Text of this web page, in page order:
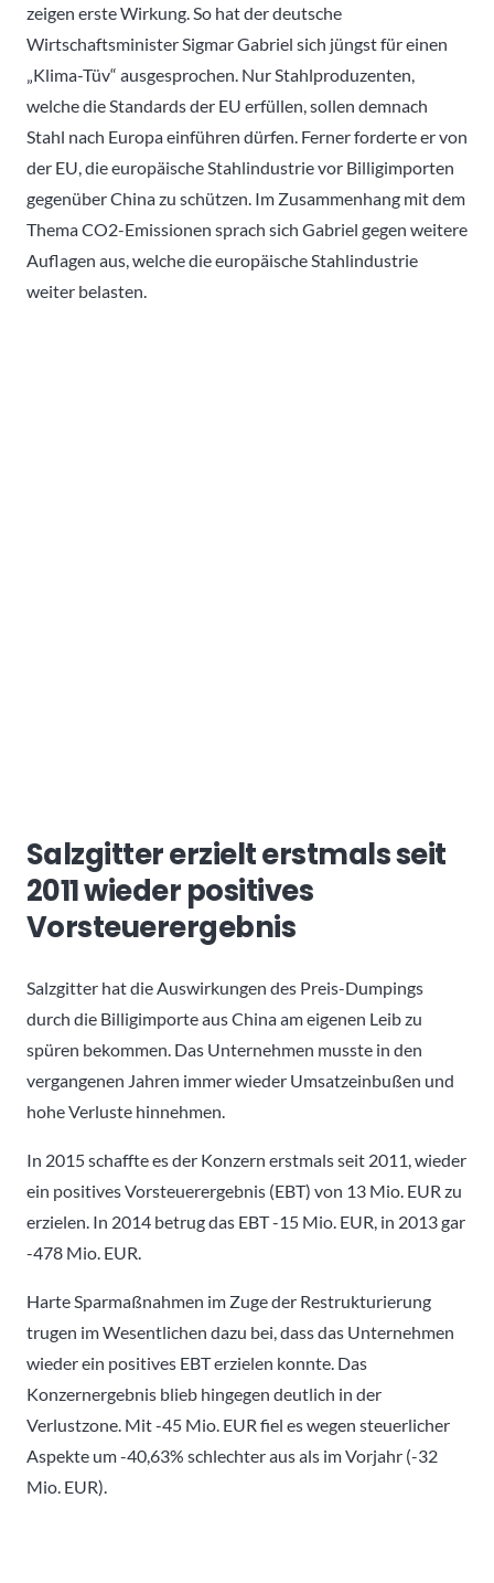
zeigen erste Wirkung. So hat der deutsche
Wirtschaftsminister Sigmar Gabriel sich jüngst für einen
„Klima-Tüv“ ausgesprochen. Nur Stahlproduzenten,
welche die Standards der EU erfüllen, sollen demnach
Stahl nach Europa einführen dürfen. Ferner forderte er von
der EU, die europäische Stahlindustrie vor Billigimporten
gegenüber China zu schützen. Im Zusammenhang mit dem
Thema CO2-Emissionen sprach sich Gabriel gegen weitere
Auflagen aus, welche die europäische Stahlindustrie
weiter belasten.
Salzgitter erzielt erstmals seit
2011 wieder positives
Vorsteuerergebnis
Salzgitter hat die Auswirkungen des Preis-Dumpings
durch die Billigimporte aus China am eigenen Leib zu
spüren bekommen. Das Unternehmen musste in den
vergangenen Jahren immer wieder Umsatzeinbußen und
hohe Verluste hinnehmen.
In 2015 schaffte es der Konzern erstmals seit 2011, wieder
ein positives Vorsteuerergebnis (EBT) von 13 Mio. EUR zu
erzielen. In 2014 betrug das EBT -15 Mio. EUR, in 2013 gar
-478 Mio. EUR.
Harte Sparmaßnahmen im Zuge der Restrukturierung
trugen im Wesentlichen dazu bei, dass das Unternehmen
wieder ein positives EBT erzielen konnte. Das
Konzernergebnis blieb hingegen deutlich in der
Verlustzone. Mit -45 Mio. EUR fiel es wegen steuerlicher
Aspekte um -40,63% schlechter aus als im Vorjahr (-32
Mio. EUR).